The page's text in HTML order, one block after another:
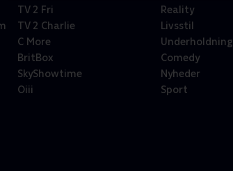
TV 2 Fri
TV 2 Charlie
C More
BritBox
SkyShowtime
Oiii
Reality
Livsstil
Underholdning
Comedy
Nyheder
Sport